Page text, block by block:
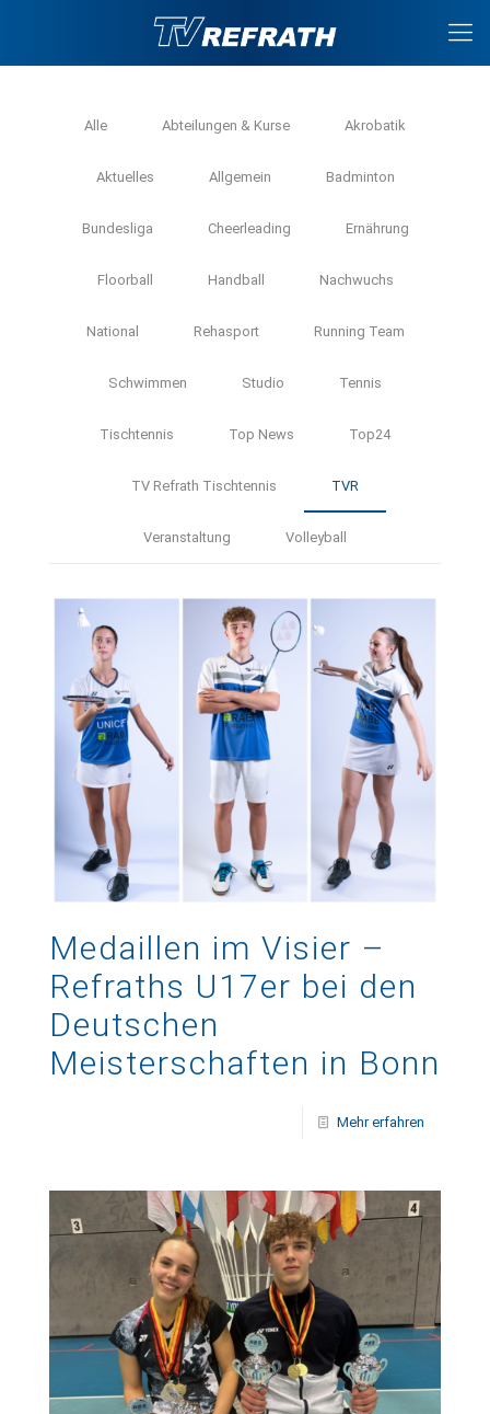
Alle Abteilungen & Kurse Akrobatik
Aktuelles Allgemein Badminton
Bundesliga Cheerleading Ernährung
Floorball Handball Nachwuchs
National Rehasport Running Team
Schwimmen Studio Tennis
Tischtennis Top News Top24
TV Refrath Tischtennis TVR
Veranstaltung Volleyball
Medaillen im Visier –
Refraths U17er bei den
Deutschen
Meisterschaften in Bonn
Mehr erfahren